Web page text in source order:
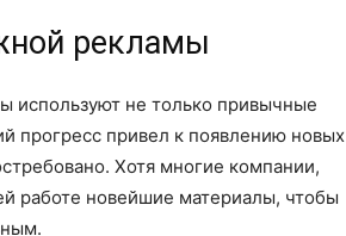
рекламы
используют не только привычные
прогресс привел к появлению новых
Хотя многие компании,
работе новейшие материалы, чтобы